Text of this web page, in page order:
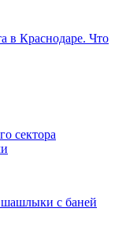
в Краснодаре. Что
сектора
шашлыки с баней